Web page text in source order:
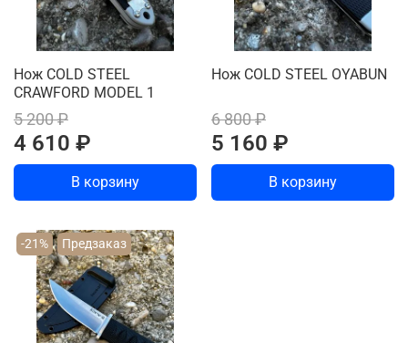
Нож COLD STEEL
CRAWFORD MODEL 1
5 200 ₽
4 610 ₽
В корзину
Нож COLD STEEL OYABUN
6 800 ₽
5 160 ₽
В корзину
-21% Предзаказ